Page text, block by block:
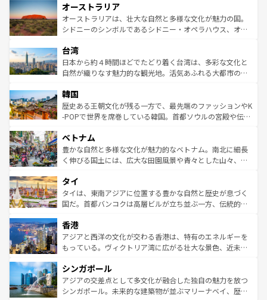
部のニューオーリンズでは、音楽と美食が融合した独特の
文化が魅力。旅行者はアメリカの各地域で異なる魅力を楽
しみながら、その多様性と豊かな歴史を感じることができ
ならではの贅沢な旅のスタイルだ。 なお、新着のアメリカ
情報はコンテンツ一覧を参照してほしい。
ワイ島は見逃せない。また、定番の観光地といえばオアフ
島だが、静かな自然を求めるならマウイ島やカウアイ島が
おすすめ。エメラルドグリーンに輝く海をはじめ、豊かな
れるおもてなしの心で訪れる人々を迎えてくれるハワイの
人々、おいしいローカルフードやハワイアンミュージッ
ク、伝統的なフラダンスなど、すべてがハワイの魅力を彩
ワイを、存分に味わってほしい。 なお、新着のハワイ情報
はコンテンツ一覧を参照してほしい。
オーストラリア
オーストラリアは、壮大な自然と多様な文化が魅力の国。
シドニーのシンボルであるシドニー・オペラハウス、オー
リアリーフや大陸中央部にそびえるウルル（エアーズロッ
ク）、タスマニアの美しい原生林やケアンズの熱帯雨林な
ど、見どころがたくさん。また、カフェやワイン、オージ
いる。アクティビティも充実しており、サーフィンやダイ
ビング、ハイキングなど、アウトドア好きにはたまらな
い。オーストラリアの多彩な魅力を存分に味わいつくそ
参照してほしい。
台湾
日本から約４時間ほどでたどり着く台湾は、多彩な文化と
自然が織りなす魅力的な観光地。活気あふれる大都市の台
ン）、静ひつな山岳地帯である台湾東部など、都市の喧騒
と山間の静けさが共存しており、訪れる人に新しい発見と
驚きをもたらしてくれる。また、奥深い台湾の食文化も魅
容にもいいと評判のスイーツなど、バラエティ豊かな料理
が味わえる。 なお、新着の台湾情報は コンテンツ一覧を参
照してほしい。
韓国
歴史ある王朝文化が残る一方で、最先端のファッションやK
-POPで世界を席巻している韓国。首都ソウルの宮殿や伝統
き、地方に足を延ばせば四季折々の自然美を楽しむことが
できる。そして、キムチや焼肉、絶品のストリートフード
まで、さまざまな韓国料理が待っている。夜には、韓国な
リティに包まれながら、韓国の多彩な魅力を心ゆくまで味
わってみてほしい。 なお、新着の韓国情報はコンテンツ一
覧を参照してほしい。
ベトナム
豊かな自然と多様な文化が魅力的なベトナム。南北に細長
く伸びる国土には、広大な田園風景や青々とした山々、世
急速な発展と共に伝統が息づく。ハノイの古い町並みやホ
ーチミン市のフランス統治時代の建物も、独特の雰囲気を
醸し出している。また、バラエティの豊かさとおいしさで
とつ。フォーやバインミー、ベトナムコーヒーなどは、ぜ
ひ現地で味わいたい。どの地域を訪れてもあたたかい人々
が旅行者を迎えてくれるので、きっと忘れられない旅にな
参照してほしい。
タイ
タイは、東南アジアに位置する豊かな自然と歴史が息づく
国だ。首都バンコクは高層ビルが立ち並ぶ一方、伝統的な
の活気が交差している。北部ではチェンマイなどの山岳地
帯で自然と触れ合い、南部ではプーケットやクラビの美し
いビーチでリゾート気分を楽しむことができる。タイ料理
激する。気候は一年中温暖で、どの季節にも異なる楽しみ
が待っている。親しみやすいタイの人々、仏教を中心とし
た文化、そして多様な観光資源が、訪れる旅人を魅了し続
香港
アジアと西洋の文化が交わる香港は、特有のエネルギーを
もっている。ヴィクトリア湾に広がる壮大な景色、近未来
み、どこを訪れても感動するはず。観光スポットが密集し
ており、効率よく見どころを回れるのも魅力。息をのむよ
うな絶景から文化的な体験まで、香港を存分に楽しみ尽く
シンガポール
アジアの交差点として多文化が融合した独自の魅力を放つ
シンガポール。未来的な建築物が並ぶマリーナベイ、歴史